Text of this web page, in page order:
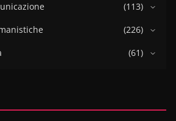
(113)
(226)
(61)